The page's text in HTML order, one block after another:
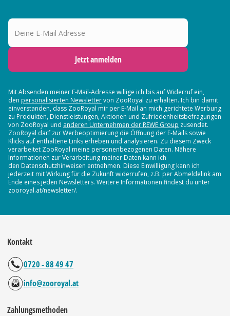
Deine E-Mail Adresse
Jetzt anmelden
Mit Absenden meiner E-Mail-Adresse willige ich bis auf Widerruf ein,
den personalisierten Newslettervon ZooRoyal zu erhalten. Ich bin damit
einverstanden, dass ZooRoyal mir per E-Mail an mich gerichtete Werbung
zu Produkten, Dienstleistungen, Aktionen und Zufriedenheitsbefragungen
von ZooRoyal und anderen Unternehmen der REWE Group zusendet.
ZooRoyal darf zur Werbeoptimierung die Öffnung der E-Mails sowie
Klicks auf enthaltene Links erheben und analysieren. Zu diesem Zweck
verarbeitet ZooRoyal meine personenbezogenen Daten. Nähere
Informationen zur Verarbeitung meiner Daten kann ich
den Datenschutzhinweisen entnehmen. Diese Einwilligung kann ich
jederzeit mit Wirkung für die Zukunft widerrufen, z.B. per Abmeldelink am
Ende eines jeden Newsletters. Weitere Informationen findest du unter
zooroyal.at/newsletter/.
Kontakt
0720 - 88 49 47
info@zooroyal.at
Zahlungsmethoden